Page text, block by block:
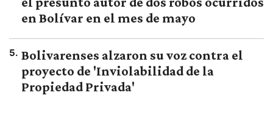
en Bolívar en el mes de mayo
5. Bolivarenses alzaron su voz contra el
proyecto de 'Inviolabilidad de la
Propiedad Privada'